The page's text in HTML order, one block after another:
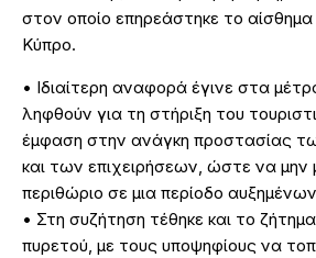
στον οποίο επηρεάστηκε το
Κύπρο.
• Ιδιαίτερη αναφορά έγινε στα
ληφθούν για τη στήριξη του
έμφαση στην ανάγκη προστασίας
και των επιχειρήσεων, ώστε να μην
περιθώριο σε μια περίοδο
• Στη συζήτηση τέθηκε και το
πυρετού, με τους υποψηφίους να